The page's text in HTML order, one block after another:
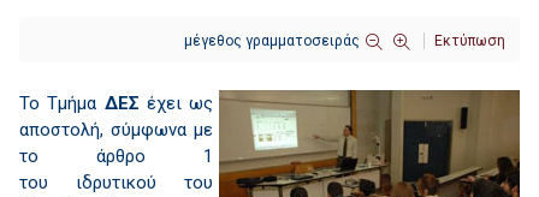
μέγεθος γραμματοσειράς Εκτύπωση
Το Τμήμα ΔΕΣ έχει ως
αποστολή, σύμφωνα με
το άρθρο 1
του ιδρυτικού του